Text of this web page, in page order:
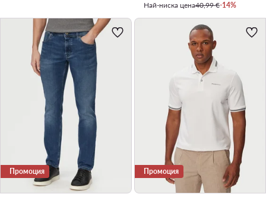
Най-ниска цена40,99 €-14%
Промоция Промоция